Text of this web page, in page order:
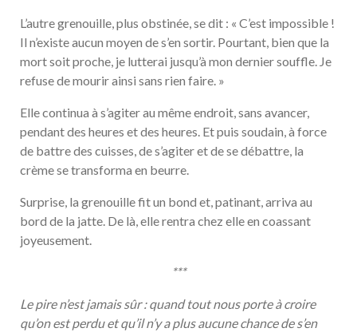
L’autre grenouille, plus obstinée, se dit : « C’est impossible !
Il n’existe aucun moyen de s’en sortir. Pourtant, bien que la
mort soit proche, je lutterai jusqu’à mon dernier souffle. Je
refuse de mourir ainsi sans rien faire. »
Elle continua à s’agiter au même endroit, sans avancer,
pendant des heures et des heures. Et puis soudain, à force
de battre des cuisses, de s’agiter et de se débattre, la
crème se transforma en beurre.
Surprise, la grenouille fit un bond et, patinant, arriva au
bord de la jatte. De là, elle rentra chez elle en coassant
joyeusement.
***
Le pire n’est jamais sûr : quand tout nous porte à croire
qu’on est perdu et qu’il n’y a plus aucune chance de s’en